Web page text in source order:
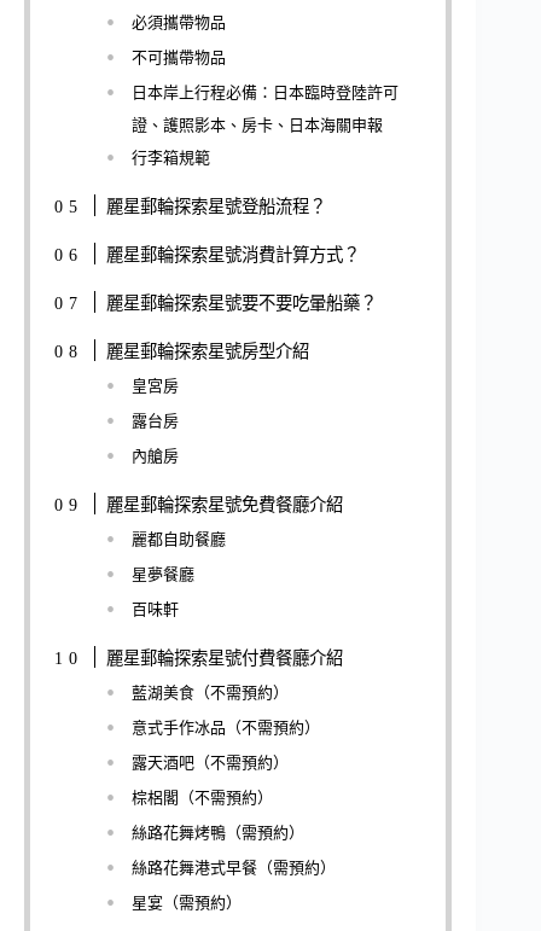
必須攜帶物品
不可攜帶物品
日本岸上行程必備：日本臨時登陸許可
證、護照影本、房卡、日本海關申報
行李箱規範
麗星郵輪探索星號登船流程？
麗星郵輪探索星號消費計算方式？
麗星郵輪探索星號要不要吃暈船藥？
麗星郵輪探索星號房型介紹
皇宮房
露台房
內艙房
麗星郵輪探索星號免費餐廳介紹
麗都自助餐廳
星夢餐廳
百味軒
麗星郵輪探索星號付費餐廳介紹
藍湖美食（不需預約）
意式手作冰品（不需預約）
露天酒吧（不需預約）
棕梠閣（不需預約）
絲路花舞烤鴨（需預約）
絲路花舞港式早餐（需預約）
星宴（需預約）